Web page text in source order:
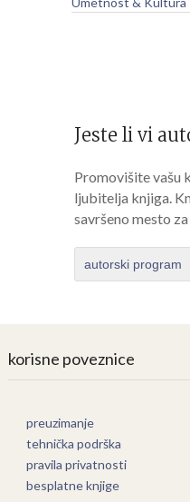
Jeste li vi
Promovišite vašu
ljubitelja knjiga.
savršeno mesto
autorski program
korisne poveznice
preuzimanje
tehnička podrška
pravila privatnosti
besplatne knjige